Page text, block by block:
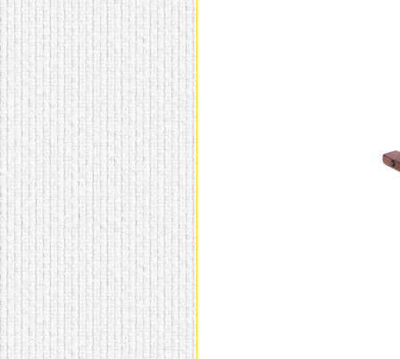
домашнем использовании.
Эта мебель имеет
некоторые преимущества
перед той же стенкой для
гостиной, к примеру,
поскольку она более
легкая и не загромождает
пространство. В спальне
этот предмет можно
поставить у изголовья
кровати, чтобы заполнить
пустующее там
место. Также стеллажи
очень часто используют в
качестве разграничителей
комнаты, например, на
рабочую зону и
пространство для отдыха.
Особенно это актуально
для однокомнатных
квартир.